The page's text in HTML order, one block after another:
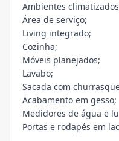
Ambientes
Área de serviço;
Living integrado;
Cozinha;
Móveis planejados;
Lavabo;
Sacada com
Acabamento em gesso;
Medidores de água e
Portas e rodapés em